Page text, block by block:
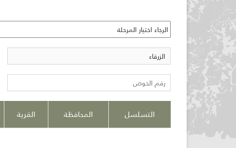
التسلسل المحافظة القرية